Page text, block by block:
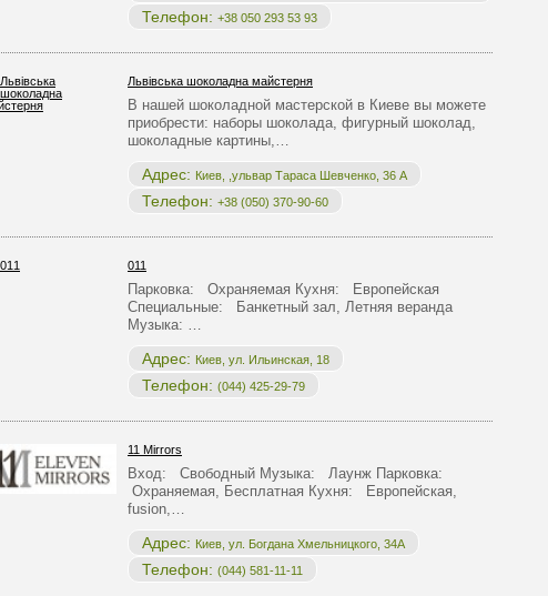
Телефон: +38 050 293 53 93
Львівська шоколадна майстерня
В нашей шоколадной мастерской в Киеве вы можете
приобрести: наборы шоколада, фигурный шоколад,
шоколадные картины,…
Адрес: Киев, ,ульвар Тараса Шевченко, 36 А
Телефон: +38 (050) 370-90-60
011
Парковка: Охраняемая Кухня: Европейская
Специальные: Банкетный зал, Летняя веранда
Музыка: …
Адрес: Киев, ул. Ильинская, 18
Телефон: (044) 425-29-79
11 Mirrors
Вход: Свободный Музыка: Лаунж Парковка:
Охраняемая, Бесплатная Кухня: Европейская,
fusion,…
Адрес: Киев, ул. Богдана Хмельницкого, 34А
Телефон: (044) 581-11-11